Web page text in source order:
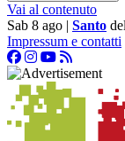
Vai al contenuto
Sab 8 ago | Santo
Impressum e contatti